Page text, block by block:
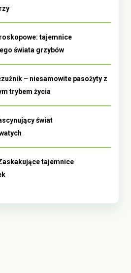
tajemnice
świata grzybów
– niesamowite pasożyty z
trybem życia
świat
tajemnice